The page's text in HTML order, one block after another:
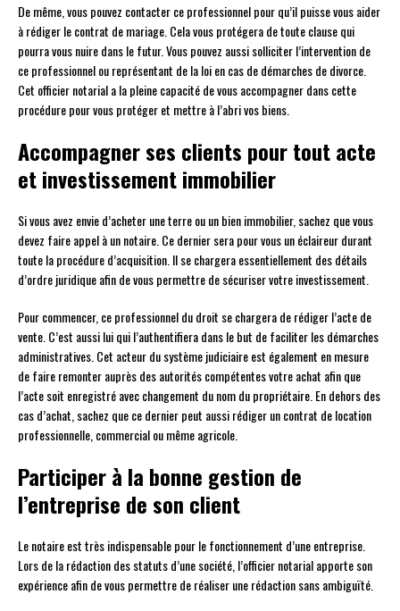
De même, vous pouvez contacter ce professionnel pour qu’il puisse vous aider
à rédiger le contrat de mariage. Cela vous protégera de toute clause qui
pourra vous nuire dans le futur. Vous pouvez aussi solliciter l’intervention de
ce professionnel ou représentant de la loi en cas de démarches de divorce.
Cet officier notarial a la pleine capacité de vous accompagner dans cette
procédure pour vous protéger et mettre à l’abri vos biens.
Accompagner ses clients pour tout acte
et investissement immobilier
Si vous avez envie d’acheter une terre ou un bien immobilier, sachez que vous
devez faire appel à un notaire. Ce dernier sera pour vous un éclaireur durant
toute la procédure d’acquisition. Il se chargera essentiellement des détails
d’ordre juridique afin de vous permettre de sécuriser votre investissement.
Pour commencer, ce professionnel du droit se chargera de rédiger l’acte de
vente. C’est aussi lui qui l’authentifiera dans le but de faciliter les démarches
administratives. Cet acteur du système judiciaire est également en mesure
de faire remonter auprès des autorités compétentes votre achat afin que
l’acte soit enregistré avec changement du nom du propriétaire. En dehors des
cas d’achat, sachez que ce dernier peut aussi rédiger un contrat de location
professionnelle, commercial ou même agricole.
Participer à la bonne gestion de
l’entreprise de son client
Le notaire est très indispensable pour le fonctionnement d’une entreprise.
Lors de la rédaction des statuts d’une société, l’officier notarial apporte son
expérience afin de vous permettre de réaliser une rédaction sans ambiguïté.